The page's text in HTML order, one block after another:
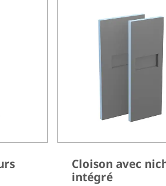
Cloison avec
intégré